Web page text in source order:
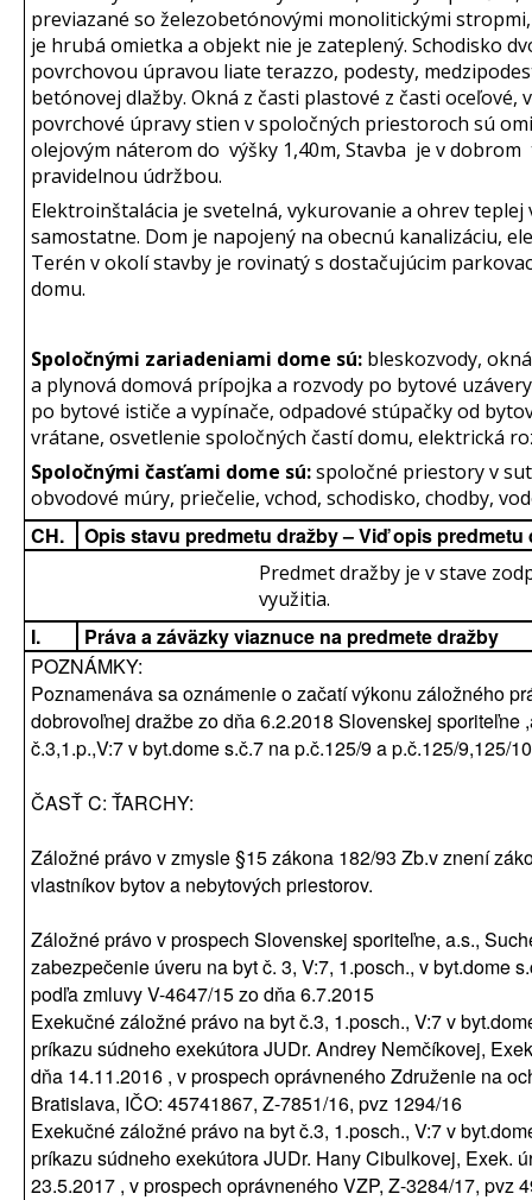
previazané so železobetónovými monolitickými
je hrubá omietka a objekt nie je zateplený. Schodisko
povrchovou úpravou liate terazzo, podesty,
betónovej dlažby. Okná z časti plastové z časti
povrchové úpravy stien v spoločných priestoroch sú
olejovým náterom do výšky 1,40m, Stavba je v
pravidelnou údržbou.
Elektroinštalácia je svetelná, vykurovanie a ohrev
samostatne. Dom je napojený na obecnú kanalizáciu,
Terén v okolí stavby je rovinatý s dostačujúcim
domu.
Spoločnými zariadeniami dome sú: bleskozvody,
a plynová domová prípojka a rozvody po bytové
po bytové ističe a vypínače, odpadové stúpačky od
vrátane, osvetlenie spoločných častí domu, elektrická
Spoločnými časťami dome sú:spoločné priestory v
obvodové múry, priečelie, vchod, schodisko, chodby,
CH. Opis stavu predmetu dražby – Viď opis predmetu
Predmet dražby je v stave
využitia.
I.
Práva a záväzky viaznuce na predmete dražby
POZNÁMKY:
Poznamenáva sa oznámenie o začatí výkonu záložného
dobrovoľnej dražbe zo dňa 6.2.2018 Slovenskej sporiteľne
č.3,1.p.,V:7 v byt.dome s.č.7 na p.č.125/9 a p.č.125/9,125/
ČASŤ C: ŤARCHY:
Záložné právo v zmysle §15 zákona 182/93 Zb.v znení
vlastníkov bytov a nebytových priestorov.
Záložné právo v prospech Slovenskej sporiteľne, a.s.,
zabezpečenie úveru na byt č. 3, V:7, 1.posch., v byt.dome
podľa zmluvy V-4647/15 zo dňa 6.7.2015
Exekučné záložné právo na byt č.3, 1.posch., V:7 v
príkazu súdneho exekútora JUDr. Andrey Nemčíkovej,
dňa 14.11.2016 , v prospech oprávneného Združenie na
Bratislava, IČO: 45741867, Z-7851/16, pvz 1294/16
Exekučné záložné právo na byt č.3, 1.posch., V:7 v
príkazu súdneho exekútora JUDr. Hany Cibulkovej, Exek.
23.5.2017 , v prospech oprávneného VZP, Z-3284/17, pvz